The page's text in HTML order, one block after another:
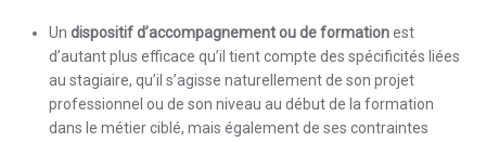
Un dispositif d’accompagnement ou de formationest
d’autant plus efficace qu’il tient compte des spécificités liées
au stagiaire, qu’il s’agisse naturellement de son projet
professionnel ou de son niveau au début de la formation
dans le métier ciblé, mais également de ses contraintes